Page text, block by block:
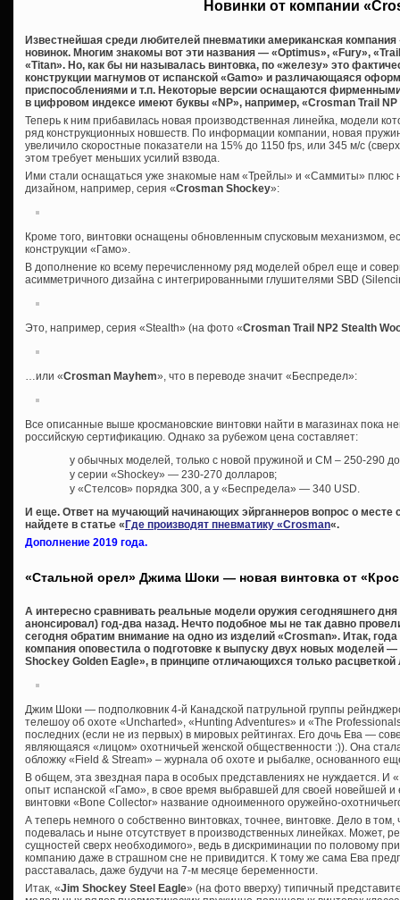
Новинки от компании
Известнейшая среди любителей пневматики американская компания
новинок. Многим знакомы вот эти названия — «Optimus», «Fury»,
«Titan». Но, как бы ни называлась винтовка, по «железу» это
конструкции магнумов от испанской «Gamo» и различающаяся
приспособлениями и т.п. Некоторые версии оснащаются
в цифровом индексе имеют буквы «NP», например, «Crosman Trail NP
Теперь к ним прибавилась новая производственная линейка, модели
ряд конструкционных новшеств. По информации компании, новая
увеличило скоростные показатели на 15% до 1150 fps, или 345 м/с
этом требует меньших усилий взвода.
Ими стали оснащаться уже знакомые нам «Трейлы» и «Саммиты» плюс
дизайном, например, серия «Crosman Shockey»:
Кроме того, винтовки оснащены обновленным спусковым механизмом,
конструкции «Гамо».
В дополнение ко всему перечисленному ряд моделей обрел еще и
асимметричного дизайна с интегрированными глушителями SBD
Это, например, серия «Stealth» (на фото «Crosman Trail NP2 Stealth
…или «Crosman Mayhem», что в переводе значит «Беспредел»:
Все описанные выше кросмановские винтовки найти в магазинах пока
российскую сертификацию. Однако за рубежом цена составляет:
у обычных моделей, только с новой пружиной и СМ – 250-290
у серии «Shockey» — 230-270 долларов;
у «Стелсов» порядка 300, а у «Беспредела» — 340 USD.
И еще. Ответ на мучающий начинающих эйрганнеров вопрос о месте
найдете в статье « Где производят пневматику «Crosman«.
Дополнение 2019 года.
«Стальной орел» Джима Шоки — новая винтовка от
А интересно сравнивать реальные модели оружия сегодняшнего
анонсировал) год-два назад. Нечто подобное мы не так давно
сегодня обратим внимание на одно из изделий «Crosman». Итак,
компания оповестила о подготовке к выпуску двух новых моделей
Shockey Golden Eagle», в принципе отличающихся только расцветкой
Джим Шоки — подполковник 4-й Канадской патрульной группы
телешоу об охоте «Uncharted», «Hunting Adventures» и «The
последних (если не из первых) в мировых рейтингах. Его дочь Ева —
являющаяся «лицом» охотничьей женской общественности :)). Она
обложку «Field & Stream» – журнала об охоте и рыбалке, основанного
В общем, эта звездная пара в особых представлениях не нуждается. И
опыт испанской «Гамо», в свое время выбравшей для своей новейшей
винтовки «Bone Collector» название одноименного оружейно-
А теперь немного о собственно винтовках, точнее, винтовке. Дело в
подевалась и ныне отсутствует в производственных линейках. Может,
сущностей сверх необходимого», ведь в дискриминации по половому
компанию даже в страшном сне не привидится. К тому же сама Ева
расставалась, даже будучи на 7-м месяце беременности.
Итак, «Jim Shockey Steel Eagle» (на фото вверху) типичный